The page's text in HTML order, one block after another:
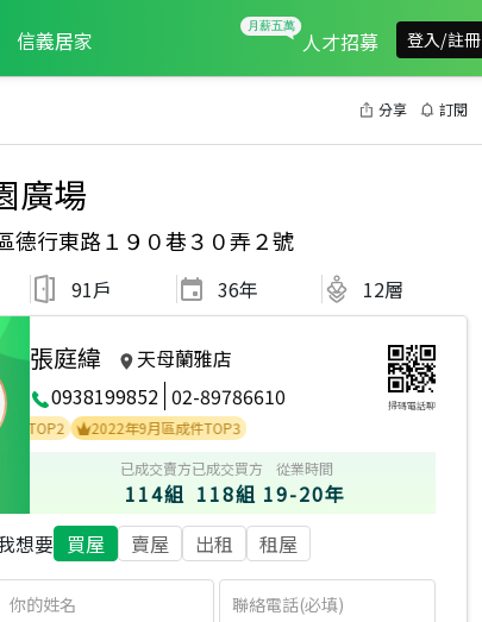
信義居家 人才招募 登入/註冊
分享 訂閱
廣場
德行東路１９０巷３０弄２號
91戶 36年 12層
張庭緯
天母蘭雅店
0938199852 02-89786610 掃碼電話聊
2022年9月區成件TOP3
已成交賣方
114組
已成交買方
118組
從業時間
19-20年
想要 買屋 賣屋 出租 租屋